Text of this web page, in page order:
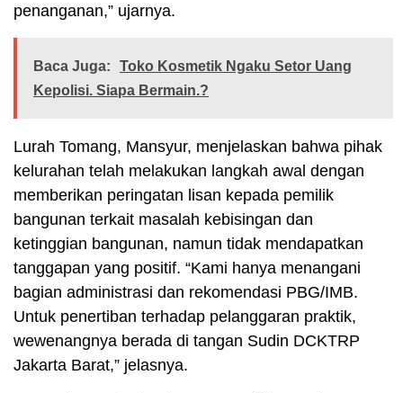
penanganan,” ujarnya.
Baca Juga:
Toko Kosmetik Ngaku Setor Uang
Kepolisi. Siapa Bermain.?
Lurah Tomang, Mansyur, menjelaskan bahwa pihak
kelurahan telah melakukan langkah awal dengan
memberikan peringatan lisan kepada pemilik
bangunan terkait masalah kebisingan dan
ketinggian bangunan, namun tidak mendapatkan
tanggapan yang positif. “Kami hanya menangani
bagian administrasi dan rekomendasi PBG/IMB.
Untuk penertiban terhadap pelanggaran praktik,
wewenangnya berada di tangan Sudin DCKTRP
Jakarta Barat,” jelasnya.